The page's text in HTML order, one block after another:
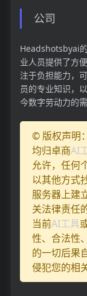
公司
Headshotsbyai
业人员提供了方
注于负担能力，
员的专业知识，
今数字劳动力的需
© 版权声明
均归卓商AI
允许，任何
以其他方式
服务器上建
关法律责任
当前AI工具
性、合法性
的一切后果
侵犯您的相